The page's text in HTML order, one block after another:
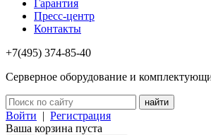
Гарантия
Пресс-центр
Контакты
+7(495) 374-85-40
Серверное оборудование и
Войти | Регистрация
Ваша корзина пуста